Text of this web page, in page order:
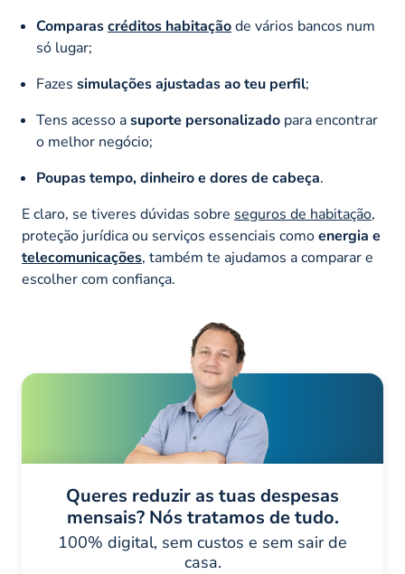
Comparascréditos habitaçãode vários bancos num
só lugar;
Fazes simulações ajustadas ao teu perfil;
Tens acesso asuporte personalizado para encontrar
o melhor negócio;
Poupas tempo, dinheiro e dores de cabeça.
E claro, se tiveres dúvidas sobre seguros de habitação,
proteção jurídica ou serviços essenciais comoenergia e
telecomunicações, também te ajudamos a comparar e
escolher com confiança.
Queres reduzir as tuas despesas
mensais? Nós tratamos de tudo.
100% digital, sem custos e sem sair de
casa.